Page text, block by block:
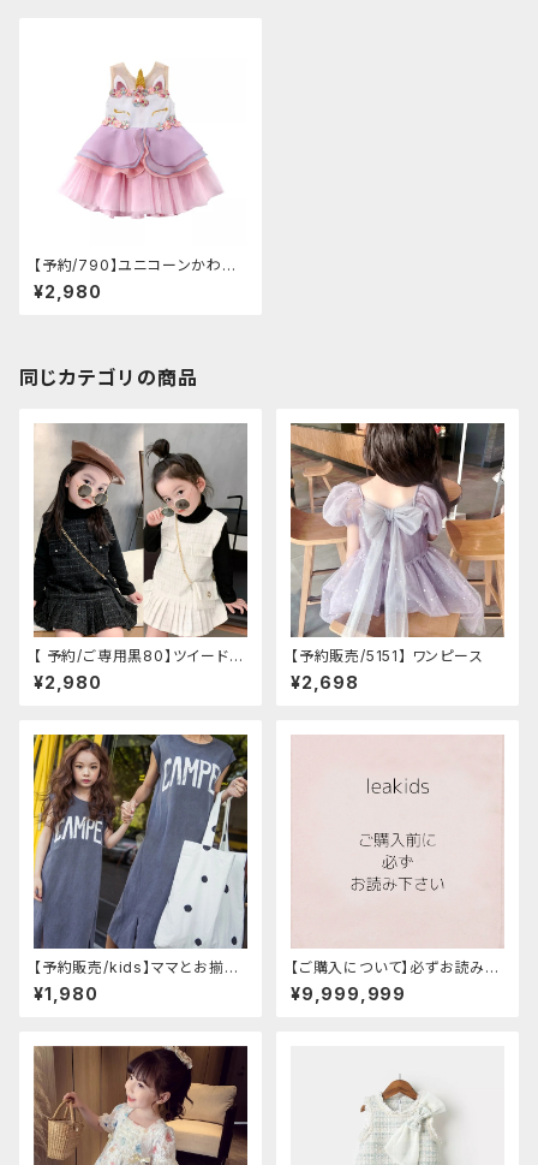
【予約/790】ユニコーンかわい
いワンピース
¥2,980
同じカテゴリの商品
【 予約/ご専用黒80】ツイード風
ノースリーブワンピース
¥2,980
【予約販売/5151】 ワンピース
¥2,698
【予約販売/kids】ママとお揃い
ワンピース
¥1,980
【ご購入について】必ずお読みく
ださい /インポート子供服 /海外
子供服/韓国子供服
¥9,999,999